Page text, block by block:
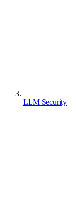
LLM Security